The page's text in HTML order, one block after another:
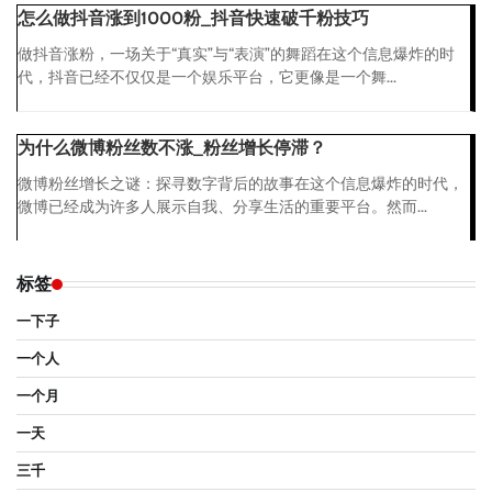
怎么做抖音涨到1000粉_抖音快速破千粉技巧
做抖音涨粉，一场关于“真实”与“表演”的舞蹈在这个信息爆炸的时
代，抖音已经不仅仅是一个娱乐平台，它更像是一个舞...
为什么微博粉丝数不涨_粉丝增长停滞？
微博粉丝增长之谜：探寻数字背后的故事在这个信息爆炸的时代，
微博已经成为许多人展示自我、分享生活的重要平台。然而...
标签
一下子
一个人
一个月
一天
三千